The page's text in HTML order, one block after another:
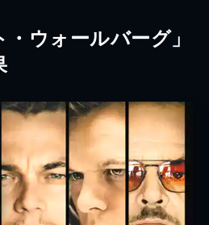
・ウォールバーグ」